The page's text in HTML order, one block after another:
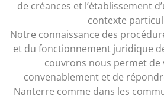
de créances et l’établissement
contexte
Notre connaissance des
et du fonctionnement juridique
couvrons nous permet de
convenablement et de
Nanterre comme dans les